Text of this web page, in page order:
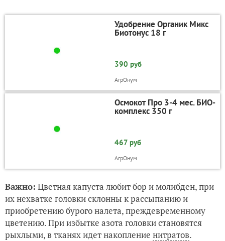
Удобрение Органик Микс
Биотонус 18 г
390 руб
АгрOнум
Осмокот Про 3-4 мес. БИО-
комплекс 350 г
467 руб
АгрOнум
Важно: Цветная капуста любит бор и молибден, при
их нехватке головки склонны к рассыпанию и
приобретению бурого налета, преждевременному
цветению. При избытке азота головки становятся
рыхлыми, в тканях идет накопление нитратов.